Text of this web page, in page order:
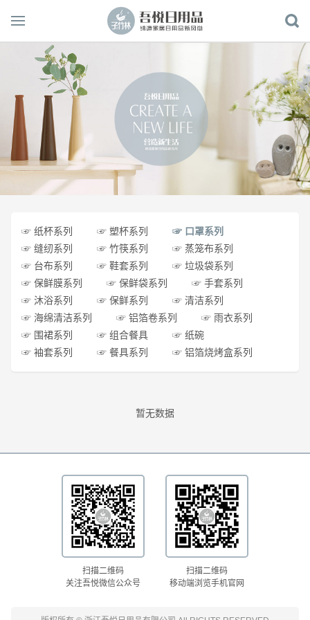
☞ 纸杯系列 ☞ 塑杯系列
☞ 口罩系列
☞ 缝纫系列
☞ 竹筷系列
☞ 蒸笼布系列
☞ 台布系列
☞ 鞋套系列
☞ 垃圾袋系列
☞ 保鲜膜系列
☞ 保鲜袋系列
☞ 手套系列
☞ 沐浴系列
☞ 保鲜系列
☞ 清洁系列
☞ 海绵清洁系列
☞ 铝箔卷系列
☞ 雨衣系列
☞ 围裙系列
☞ 组合餐具
☞ 纸碗
☞ 袖套系列
☞ 餐具系列 ☞ 铝箔烧烤盒系列
暂无数据
扫描二维码
关注吾悦微信公众号
扫描二维码
移动端浏览手机官网